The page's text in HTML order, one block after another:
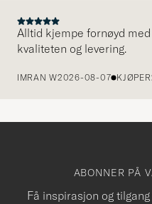
Alltid kjempe fornøyd med
kvaliteten og levering.
IMRAN W2026-08-07 KJØPER
ABONNER PÅ
Få inspirasjon og